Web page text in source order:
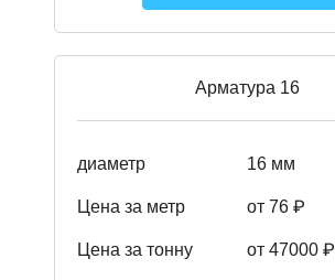
Арматура 16
диаметр 16 мм
Цена за метр от 76 ₽
Цена за тонну от 47000 ₽